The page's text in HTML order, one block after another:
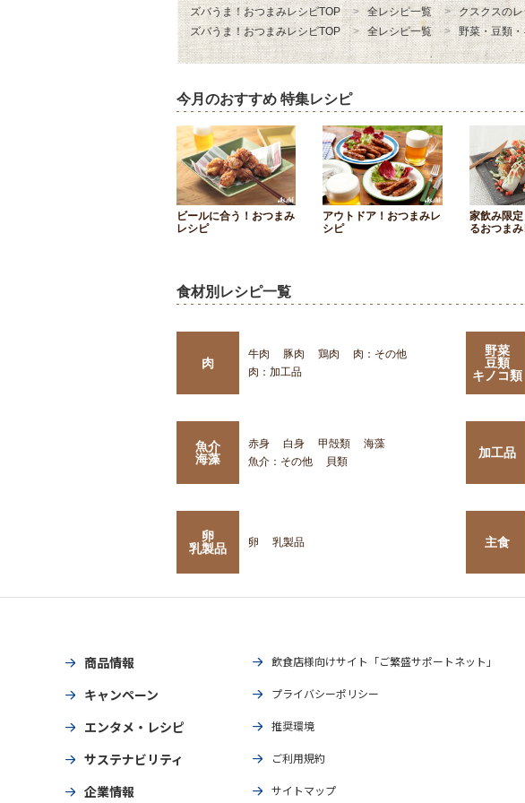
ズバうま！おつまみレシピTOP 全レシピ一覧
クスクスの
ズバうま！おつまみレシピTOP
全レシピ一覧 野菜・豆類
今月のおすすめ 特集レシピ
ビールに合う！おつまみ
レシピ
アウトドア！おつまみレ
シピ
家飲み限
るおつま
食材別レシピ一覧
肉
牛肉 豚肉 鶏肉
肉：その他
肉：加工品
野菜
豆類
キノコ類
魚介
海藻
赤身 白身 甲殻類
海藻
魚介：その他
貝類
加工品
卵
乳製品
卵 乳製品 主食
商品情報
キャンペーン
エンタメ・レシピ
サステナビリティ
企業情報
飲食店様向けサイト「ご繁盛サポートネット」
プライバシーポリシー
推奨環境
ご利用規約
サイトマップ